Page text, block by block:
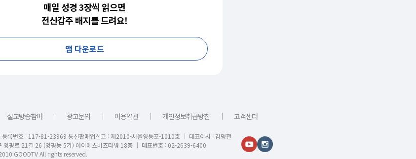
매일 성경 3장씩 읽으면
전신갑주 배지를 드려요!
앱 다운로드
설교방송참여 ｜ 광고문의 ｜ 이용약관 ｜ 개인정보취급방침 ｜ 고객센터
등록번호 : 117-81-23969 통신판매업신고 : 제2010-서울영등포-1010호 │ 대표이사 : 김명전
양평로 21길 26 (양평동 5가) 아이에스비즈타워 18층 │ 대표번호 : 02-2639-6400
GOODTV All rights reserved.